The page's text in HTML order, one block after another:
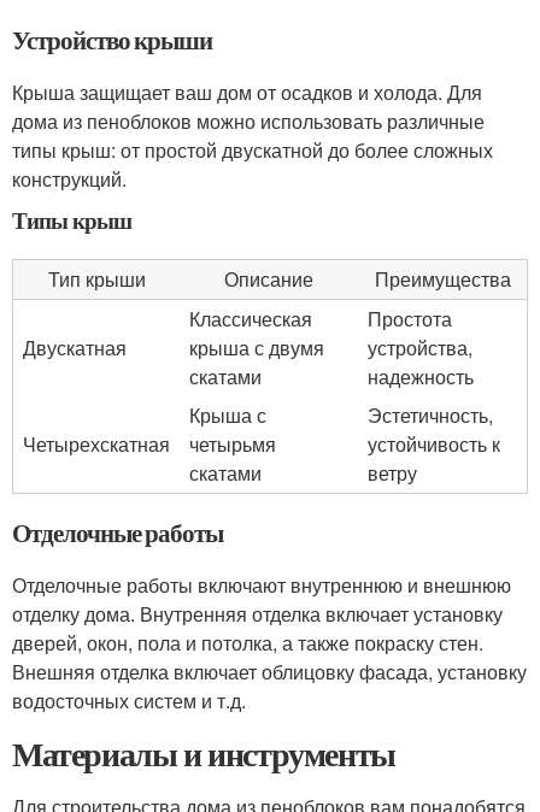
Устройство крыши
Крыша защищает ваш дом от осадков и холода. Для
дома из пеноблоков можно использовать различные
типы крыш: от простой двускатной до более сложных
конструкций.
Типы крыш
Тип крыши Описание Преимущества
Двускатная
Классическая
крыша с двумя
скатами
Простота
устройства,
надежность
Четырехскатная
Крыша с
четырьмя
скатами
Эстетичность,
устойчивость к
ветру
Отделочные работы
Отделочные работы включают внутреннюю и внешнюю
отделку дома. Внутренняя отделка включает установку
дверей, окон, пола и потолка, а также покраску стен.
Внешняя отделка включает облицовку фасада, установку
водосточных систем и т.д.
Материалы и инструменты